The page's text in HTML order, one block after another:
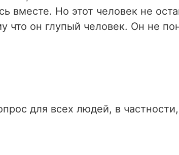
вместе. Но этот человек не
что он глупый человек. Он не
для всех людей, в